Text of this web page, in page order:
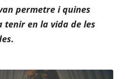
permetre i quines
tenir en la vida de les